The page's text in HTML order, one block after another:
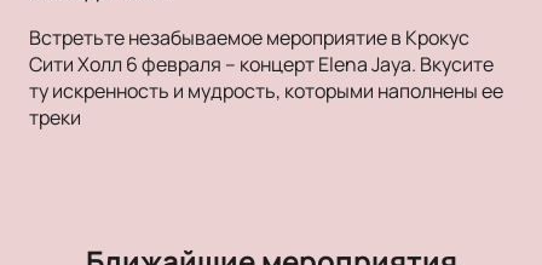
Встретьте незабываемое мероприятие в Крокус
Сити Холл 6 февраля – концерт Elena Jaya. Вкусите
ту искренность и мудрость, которыми наполнены ее
треки